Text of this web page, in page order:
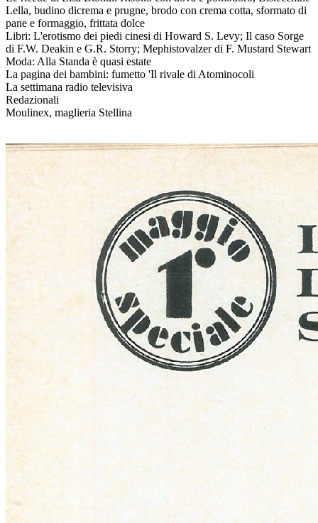
Lella, budino dicrema e prugne, brodo con crema cotta, sformato di
pane e formaggio, frittata dolce
Libri: L'erotismo dei piedi cinesi di Howard S. Levy; Il caso Sorge
di F.W. Deakin e G.R. Storry; Mephistovalzer di F. Mustard Stewart
Moda: Alla Standa è quasi estate
La pagina dei bambini: fumetto 'Il rivale di Atominocoli
La settimana radio televisiva
Redazionali
Moulinex, maglieria Stellina